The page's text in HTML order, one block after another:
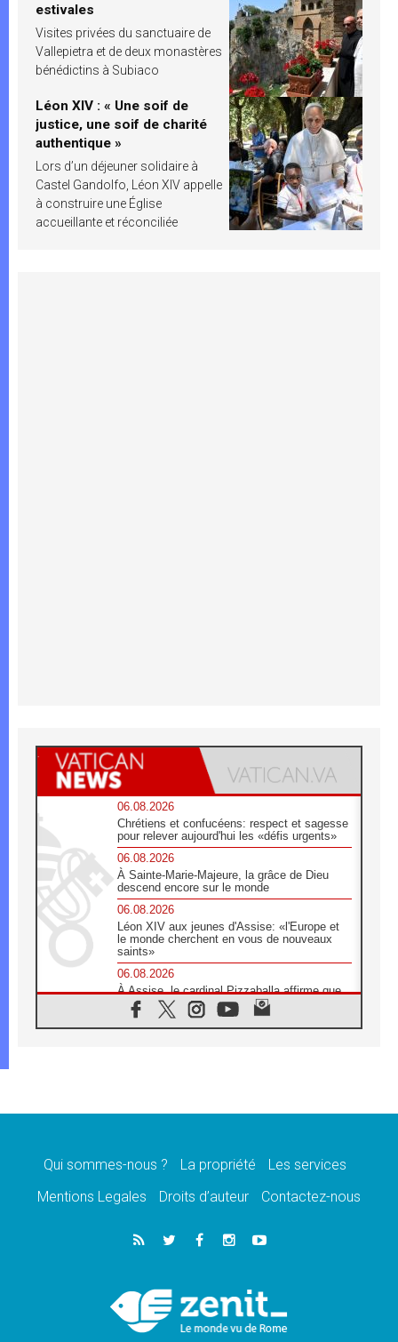
estivales
Visites privées du sanctuaire de
Vallepietra et de deux monastères
bénédictins à Subiaco
Léon XIV : « Une soif de
justice, une soif de charité
authentique »
Lors d’un déjeuner solidaire à
Castel Gandolfo, Léon XIV appelle
à construire une Église
accueillante et réconciliée
06.08.2026
Chrétiens et confucéens: respect et sagesse
pour relever aujourd'hui les «défis urgents»
06.08.2026
À Sainte-Marie-Majeure, la grâce de Dieu
descend encore sur le monde
06.08.2026
Léon XIV aux jeunes d'Assise: «l'Europe et
le monde cherchent en vous de nouveaux
saints»
06.08.2026
À Assise, le cardinal Pizzaballa affirme que
«les chrétiens veulent la paix»
06.08.2026
message de paix et de dignité humaine»
«La visite du Pape en Uruguay renforcera
05.08.2026
Le nonce en Ukraine: «Il est inquiétant
Léon XIV au Pérou, une lueur d'espoir pour
un peuple en quête de paix
Qui sommes-nous ? La propriété
Les services
Mentions Legales
Droits d’auteur Contactez-nous